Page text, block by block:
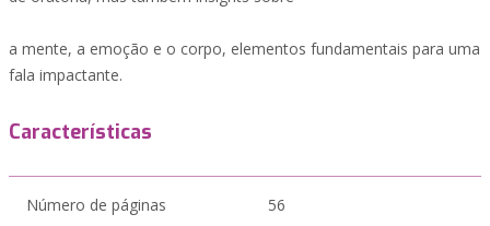
a mente, a emoção e o corpo, elementos fundamentais para uma
fala impactante.
Características
Número de páginas 56